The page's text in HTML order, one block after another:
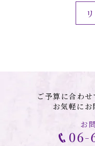
ご予算に合わせ
お気軽にお
お
06-